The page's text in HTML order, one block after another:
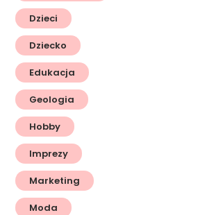
Dzieci
Dziecko
Edukacja
Geologia
Hobby
Imprezy
Marketing
Moda